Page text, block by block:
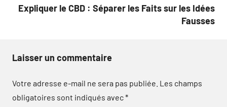
Expliquer le CBD : Séparer les Faits sur les Idées
Fausses
Laisser un commentaire
Votre adresse e-mail ne sera pas publiée. Les champs
obligatoires sont indiqués avec*